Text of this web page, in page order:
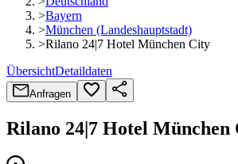
>Bayern
>München (Landeshauptstadt)
>Rilano 24|7 Hotel München City
ÜbersichtDetaildaten
Anfragen
Rilano 24|7 Hotel München